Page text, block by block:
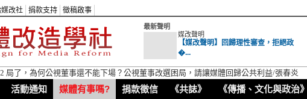
改社 捐款支持 徵稿啟事
最新聲明
媒改聲明
【媒改聲明】回歸理性審查，拒絕政
�...
局了，為何公視董事還不能下場？公視董事改選困局，請讓媒體回歸公共利益/張春炎
活動通知 媒體有事嗎? 捐款徵信 《共誌》 《傳播、文化與政治》